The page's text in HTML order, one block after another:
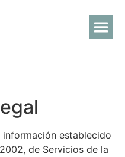
establecido
de Servicios de la